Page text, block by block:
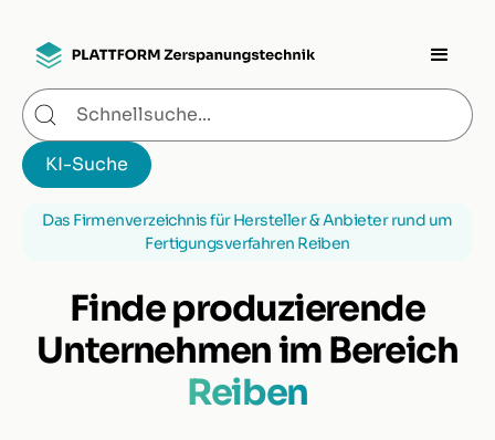
Das Firmenverzeichnis für Hersteller & Anbieter rund um
Fertigungsverfahren Reiben
Finde produzierende
Unternehmen im Bereich
Reiben